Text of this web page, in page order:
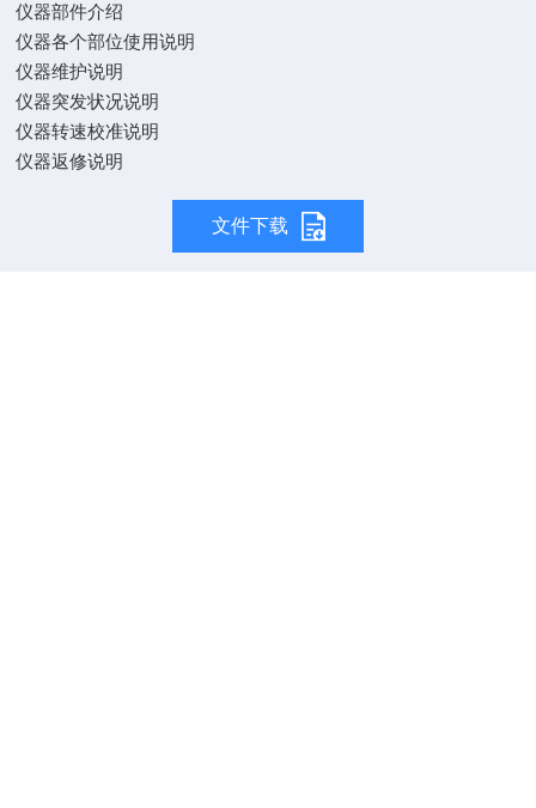
仪器部件介绍
仪器各个部位使用说明
仪器维护说明
仪器突发状况说明
仪器转速校准说明
仪器返修说明
文件下载